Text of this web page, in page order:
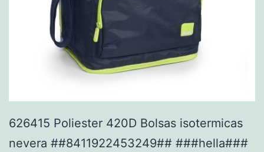
626415 Poliester 420D Bolsas isotermicas
nevera ##8411922453249## ###hella###